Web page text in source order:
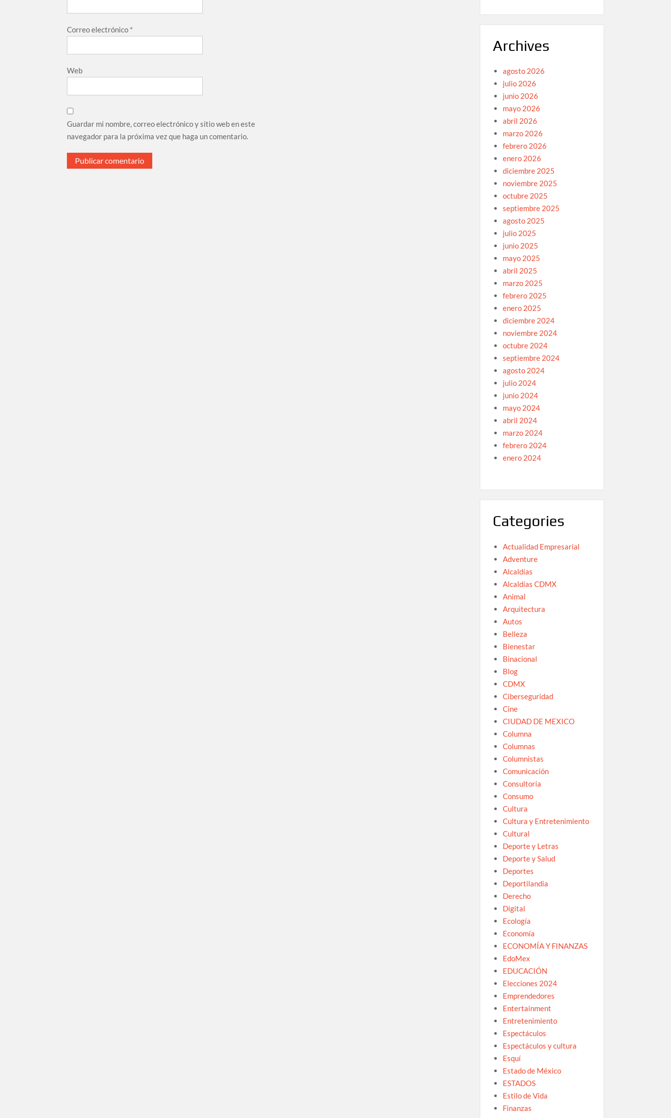
Correo electrónico *
Web
Guardar mi nombre, correo electrónico y sitio web en este
navegador para la próxima vez que haga un comentario.
Archives
agosto 2026
julio 2026
junio 2026
mayo 2026
abril 2026
marzo 2026
febrero 2026
enero 2026
diciembre 2025
noviembre 2025
octubre 2025
septiembre 2025
agosto 2025
julio 2025
junio 2025
mayo 2025
abril 2025
marzo 2025
febrero 2025
enero 2025
diciembre 2024
noviembre 2024
octubre 2024
septiembre 2024
agosto 2024
julio 2024
junio 2024
mayo 2024
abril 2024
marzo 2024
febrero 2024
enero 2024
Categories
Actualidad Empresarial
Adventure
Alcaldías
Alcaldías CDMX
Animal
Arquitectura
Autos
Belleza
Bienestar
Binacional
Blog
CDMX
Ciberseguridad
Cine
CIUDAD DE MEXICO
Columna
Columnas
Columnistas
Comunicación
Consultoría
Consumo
Cultura
Cultura y Entretenimiento
Cultural
Deporte y Letras
Deporte y Salud
Deportes
Deportilandia
Derecho
Digital
Ecología
Economía
ECONOMÍA Y FINANZAS
EdoMex
EDUCACIÓN
Elecciones 2024
Emprendedores
Entertainment
Entretenimiento
Espectáculos
Espectáculos y cultura
Esquí
Estado de México
ESTADOS
Estilo de Vida
Finanzas